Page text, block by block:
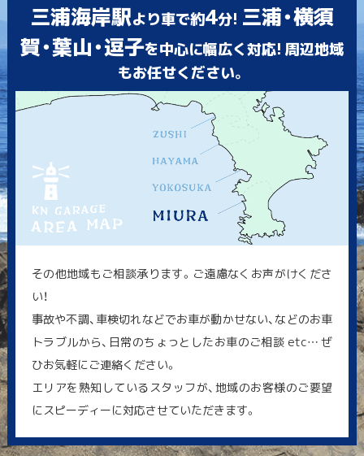
三浦海岸駅より車で約4分! 三浦・横須
賀・葉山・逗子を中心に幅広く対応! 周辺地域
もお任せください。
その他地域もご相談承ります。ご遠慮なくお声がけくださ
い！
事故や不調、車検切れなどでお車が動かせない、などのお車
トラブルから、日常のちょっとしたお車のご相談 etc… ぜ
ひお気軽にご連絡ください。
エリアを熟知しているスタッフが、地域のお客様のご要望
にスピーディーに対応させていただきます。